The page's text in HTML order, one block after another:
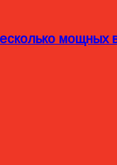
мощных